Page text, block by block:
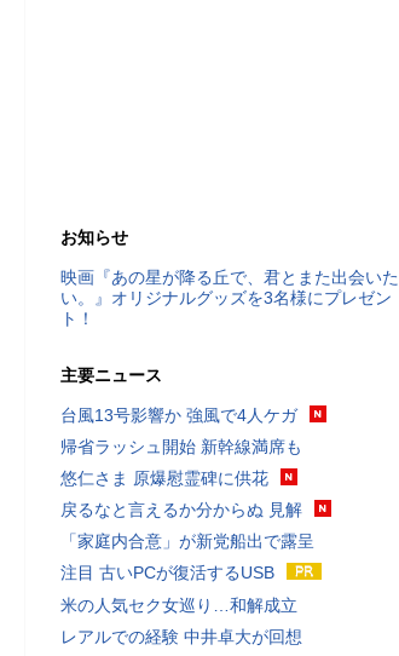
お知らせ
映画『あの星が降る丘で、君とまた出会いた
い。』オリジナルグッズを3名様にプレゼン
ト！
主要ニュース
台風13号影響か 強風で4人ケガ
帰省ラッシュ開始 新幹線満席も
悠仁さま 原爆慰霊碑に供花
戻るなと言えるか分からぬ 見解
「家庭内合意」が新党船出で露呈
注目 古いPCが復活するUSB
米の人気セク女巡り…和解成立
レアルでの経験 中井卓大が回想